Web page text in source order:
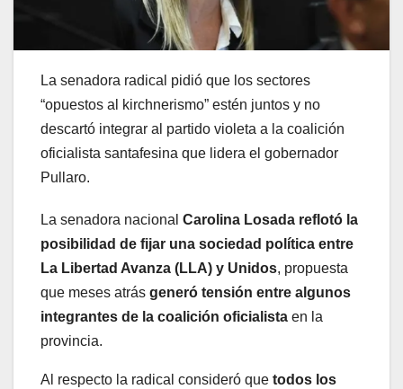
La senadora radical pidió que los sectores
“opuestos al kirchnerismo” estén juntos y no
descartó integrar al partido violeta a la coalición
oficialista santafesina que lidera el gobernador
Pullaro.
La senadora nacional Carolina Losada reflotó la
posibilidad de fijar una sociedad política entre
La Libertad Avanza (LLA) y Unidos, propuesta
que meses atrás generó tensión entre algunos
integrantes de la coalición oficialista en la
provincia.
Al respecto la radical consideró que todos los